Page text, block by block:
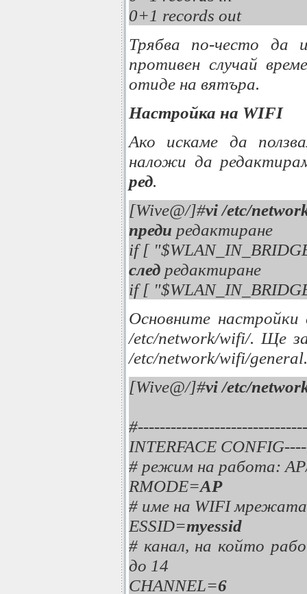
0+1 records out
Трябва по-често да
противен случай
отиде на вятъра.
Настройка на WIFI
Ако искаме да
наложи да
ред.
[Wive@/]#vi /etc/
преди редактиране
if [
след редактиране
if [
Основните настройки
/etc/network/wifi/. Ще
/etc/network/wifi/general.
[Wive@/]#vi /etc/
INTERFACE
# режим на работа:
RMODE=AP
# име на WIFI мрежата
ESSID=myessid
# канал, на който
до 14
CHANNEL=6